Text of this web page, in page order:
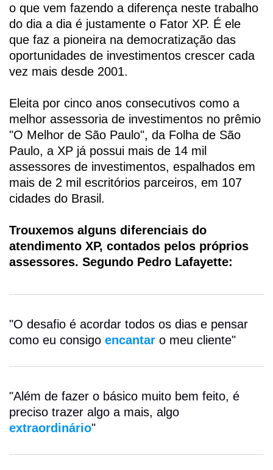
o que vem fazendo a diferença neste trabalho
do dia a dia é justamente o Fator XP. É ele
que faz a pioneira na democratização das
oportunidades de investimentos crescer cada
vez mais desde 2001.
Eleita por cinco anos consecutivos como a
melhor assessoria de investimentos no prêmio
"O Melhor de São Paulo", da Folha de São
Paulo, a XP já possui mais de 14 mil
assessores de investimentos, espalhados em
mais de 2 mil escritórios parceiros, em 107
cidades do Brasil.
Trouxemos alguns diferenciais do
atendimento XP, contados pelos próprios
assessores. Segundo Pedro Lafayette:
"O desafio é acordar todos os dias e pensar
como eu consigo encantar o meu cliente"
"Além de fazer o básico muito bem feito, é
preciso trazer algo a mais, algo
extraordinário"